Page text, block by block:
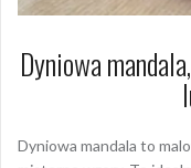
Dyniowa
Dyniowa mandala to